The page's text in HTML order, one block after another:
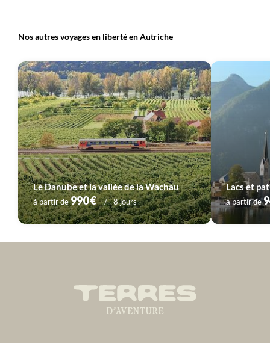
nouveaux projets et développer des nouveaux
Nos autres voyages en liberté en Autriche
Le Danube et la vallée de la Wachau
à partir de990 € 8 jours à partir de